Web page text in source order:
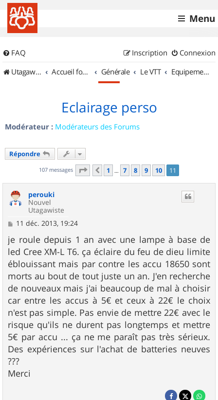
Menu
FAQ Connexion
Inscription
UtagawaVTT (Randos VTT et VTTAE avec traces GPS)
Accueil forum Générale Le VTT Equipements et Accessoires
Eclairage perso
Modérateur : Modérateurs des Forums
Répondre
107 messages Page 11 sur11
Précédent
1 … 7 8 9 10 11
perouki
Nouvel
Utagawiste
M
s
s
a
g
e
11 déc. 2013, 19:24
je roule depuis 1 an avec une lampe à base de
led Cree XM-L T6. ça éclaire du feu de dieu limite
éblouissant mais par contre les accu 18650 sont
morts au bout de tout juste un an. J'en recherche
de nouveaux mais j'ai beaucoup de mal à choisir
car entre les accus à 5€ et ceux à 22€ le choix
n'est pas simple. Pas envie de mettre 22€ avec le
risque qu'ils ne durent pas longtemps et mettre
5€ par accu ... ça ne me paraît pas très sérieux.
Des expériences sur l'achat de batteries neuves
???
Merci